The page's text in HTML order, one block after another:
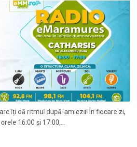
îți dă ritmul după-amiezii! În fiecare zi,
16:00 și 17:00,...